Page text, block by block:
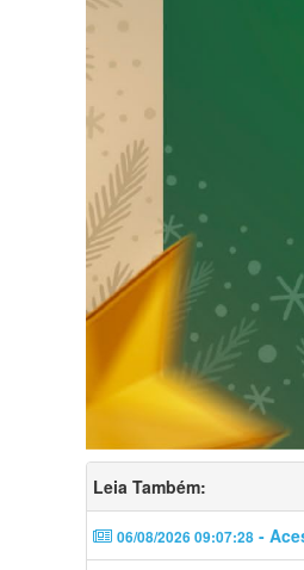
Leia Também:
06/08/2026 09:07:28 -